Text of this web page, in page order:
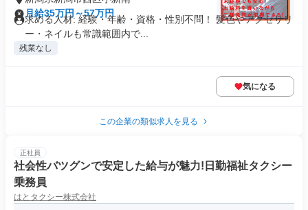
月給35万円～57万円
求める人材: 経験・年齢・資格・性別不問！ 髪色やアクセサリ
ー・ネイルも常識範囲内で...
残業なし
気になる
この企業の類似求人を見る
正社員
社会性バツグンで安定した給与が魅力!日勤福祉タクシー
乗務員
はとタクシー株式会社